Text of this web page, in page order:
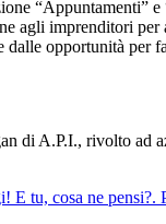
“Appuntamenti”
agli imprenditori
opportunità per
di A.P.I., rivolto
tu, cosa ne pensi?.